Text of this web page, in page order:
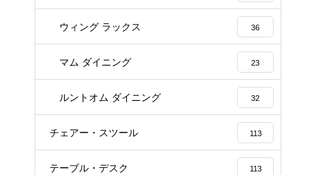
ウィング ラックス 36
マム ダイニング 23
ルントオム ダイニング 32
チェアー・スツール 113
テーブル・デスク 113